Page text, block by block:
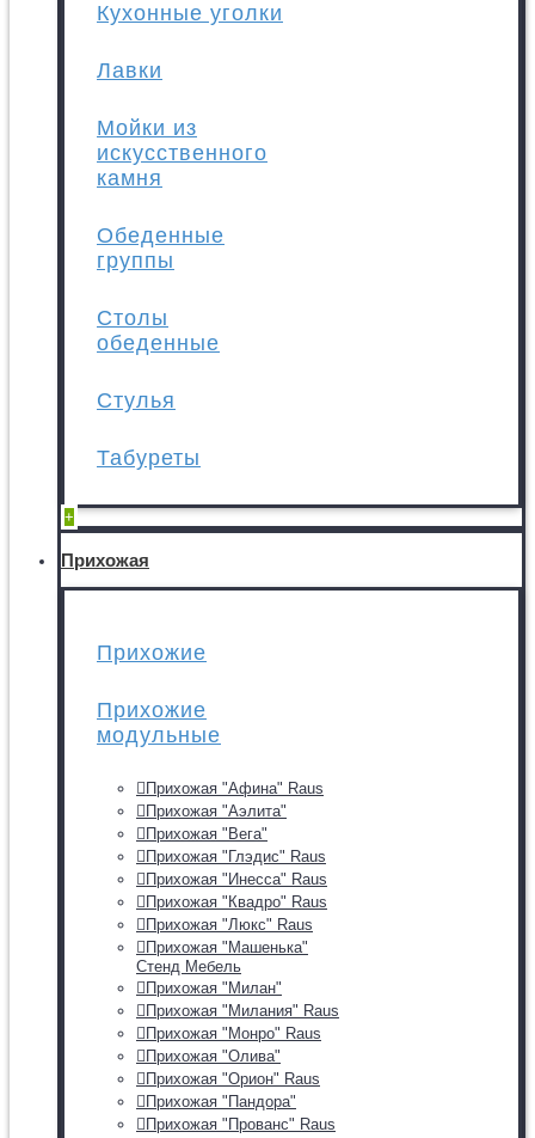
Кухонные уголки
Лавки
Мойки из
искусственного
камня
Обеденные
группы
Столы
обеденные
Стулья
Табуреты
+
Прихожая
Прихожие
Прихожие
модульные
Прихожая "Афина" Raus
Прихожая "Аэлита"
Прихожая "Вега"
Прихожая "Глэдис" Raus
Прихожая "Инесса" Raus
Прихожая "Квадро" Raus
Прихожая "Люкс" Raus
Прихожая "Машенька"
Стенд Мебель
Прихожая "Милан"
Прихожая "Милания" Raus
Прихожая "Монро" Raus
Прихожая "Олива"
Прихожая "Орион" Raus
Прихожая "Пандора"
Прихожая "Прованс" Raus